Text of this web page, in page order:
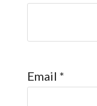
Email *